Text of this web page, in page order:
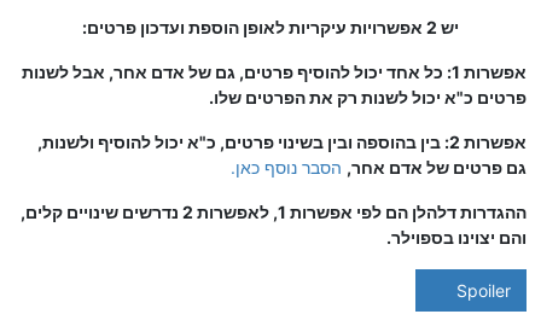
יש 2 אפשרויות עיקריות לאופן הוספת ועדכון פרטים:
אפשרות 1: כל אחד יכול להוסיף פרטים, גם של אדם אחר, אבל לשנות
פרטים כ"א יכול לשנות רק את הפרטים שלו.
אפשרות 2: בין בהוספה ובין בשינוי פרטים, כ"א יכול להוסיף ולשנות,
גם פרטים של אדם אחר, הסבר נוסף כאן.
ההגדרות דלהלן הם לפי אפשרות 1, לאפשרות 2 נדרשים שינויים קלים,
והם יצוינו בספוילר.
Spoiler